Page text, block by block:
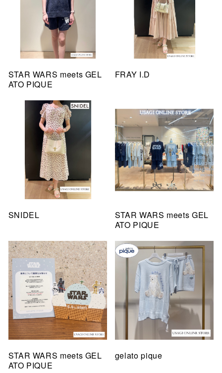
STAR WARS meets GEL
ATO PIQUE
FRAY I.D
SNIDEL
STAR WARS meets GEL
ATO PIQUE
STAR WARS meets GEL
ATO PIQUE
gelato pique